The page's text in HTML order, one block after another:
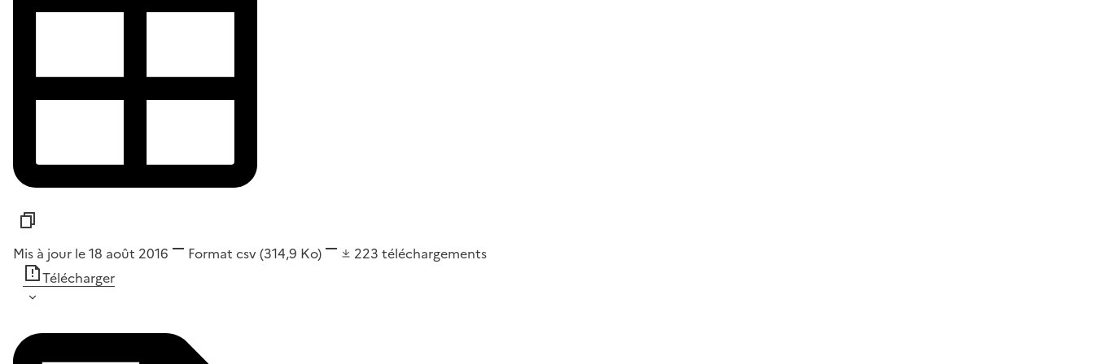
Mis à jour le 18 août 2016 Format csv(314,9 Ko) 223 téléchargements
Télécharger